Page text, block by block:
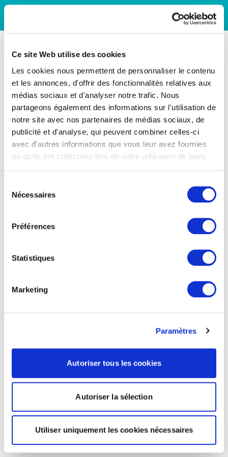
Ce site Web utilise des cookies
Les cookies nous permettent de personnaliser le contenu
et les annonces, d'offrir des fonctionnalités relatives aux
médias sociaux et d'analyser notre trafic. Nous
partageons également des informations sur l'utilisation de
notre site avec nos partenaires de médias sociaux, de
publicité et d'analyse, qui peuvent combiner celles-ci
avec d'autres informations que vous leur avez fournies
ou qu'ils ont collectées lors de votre utilisation de leurs
Nécessaires
Préférences
Statistiques
Marketing
Paramètres
Autoriser tous les cookies
Autoriser la sélection
Utiliser uniquement les cookies nécessaires